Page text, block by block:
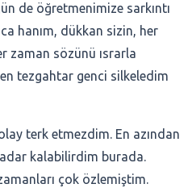
de öğretmenimize sarkıntı
hanım, dükkan sizin, her
zaman sözünü ısrarla
tezgahtar genci silkeledim
terk etmezdim. En azından
kalabilirdim burada.
çok özlemiştim.